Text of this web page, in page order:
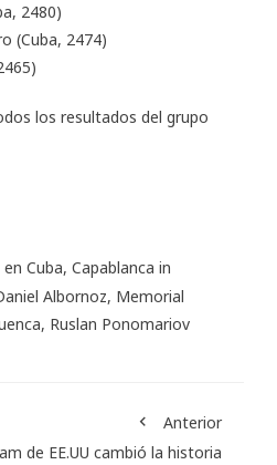
2480)
(Cuba, 2474)
los resultados del grupo
Cuba, Capablanca in
Albornoz, Memorial
, Ruslan Ponomariov
Anterior
de EE.UU cambió la historia